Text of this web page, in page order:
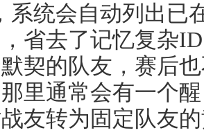
系统会自动列出已
省去了记忆复杂
契的队友，赛后
里通常会有一个
友转为固定队友